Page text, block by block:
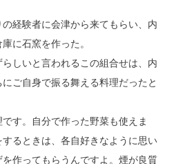
経験者に会津から来てもらい、内
に石窯を作った。
しいと言われるこの組合せは、内
ご自身で振る舞える料理だったと
です。自分で作った野菜も使えま
るときは、各自好きなように思い
作ってもらうんですよ。煙が良質